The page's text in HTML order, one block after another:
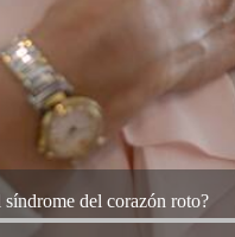
síndrome del corazón roto?